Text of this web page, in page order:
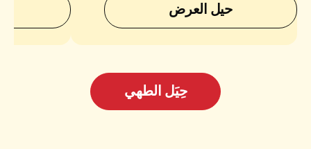
حيل العرض
حِيَل الطهي